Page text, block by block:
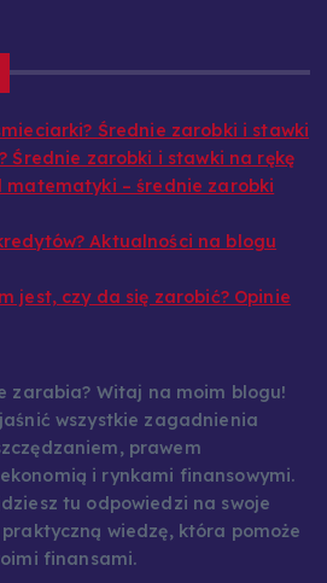
Średnie zarobki i stawki
Średnie zarobki i stawki na rękę
– średnie zarobki
Aktualności na blogu
jest, czy da się zarobić? Opinie
zarabia? Witaj na moim blogu!
wszystkie zagadnienia
prawem
i rynkami finansowymi.
tu odpowiedzi na swoje
wiedzę, która pomoże
finansami.